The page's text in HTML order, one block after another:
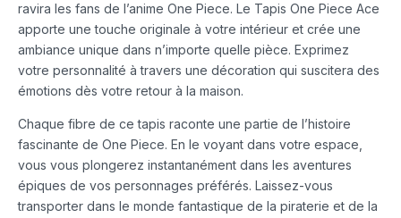
ravira les fans de l’anime One Piece. Le Tapis One Piece Ace
apporte une touche originale à votre intérieur et crée une
ambiance unique dans n’importe quelle pièce. Exprimez
votre personnalité à travers une décoration qui suscitera des
émotions dès votre retour à la maison.
Chaque fibre de ce tapis raconte une partie de l’histoire
fascinante de One Piece. En le voyant dans votre espace,
vous vous plongerez instantanément dans les aventures
épiques de vos personnages préférés. Laissez-vous
transporter dans le monde fantastique de la piraterie et de la